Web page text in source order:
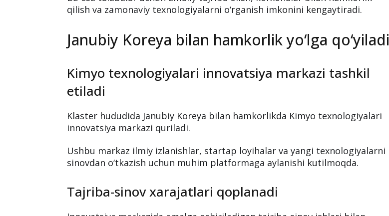
Ta’lim va ishlab chiqarish integratsiyasi
Yangi klaster hududida ta’lim, ilmiy tadqiqot va ishlab chiqarish jarayonlari
bir joyda jamlanadi.
Bu esa talabalar uchun amaliy tajriba olish, korxonalar bilan hamkorlik
qilish va zamonaviy texnologiyalarni o‘rganish imkonini kengaytiradi.
Janubiy Koreya bilan hamkorlik yo‘lga qo‘yiladi
Kimyo texnologiyalari innovatsiya markazi tashkil
etiladi
Klaster hududida Janubiy Koreya bilan hamkorlikda Kimyo texnologiyalari
innovatsiya markazi quriladi.